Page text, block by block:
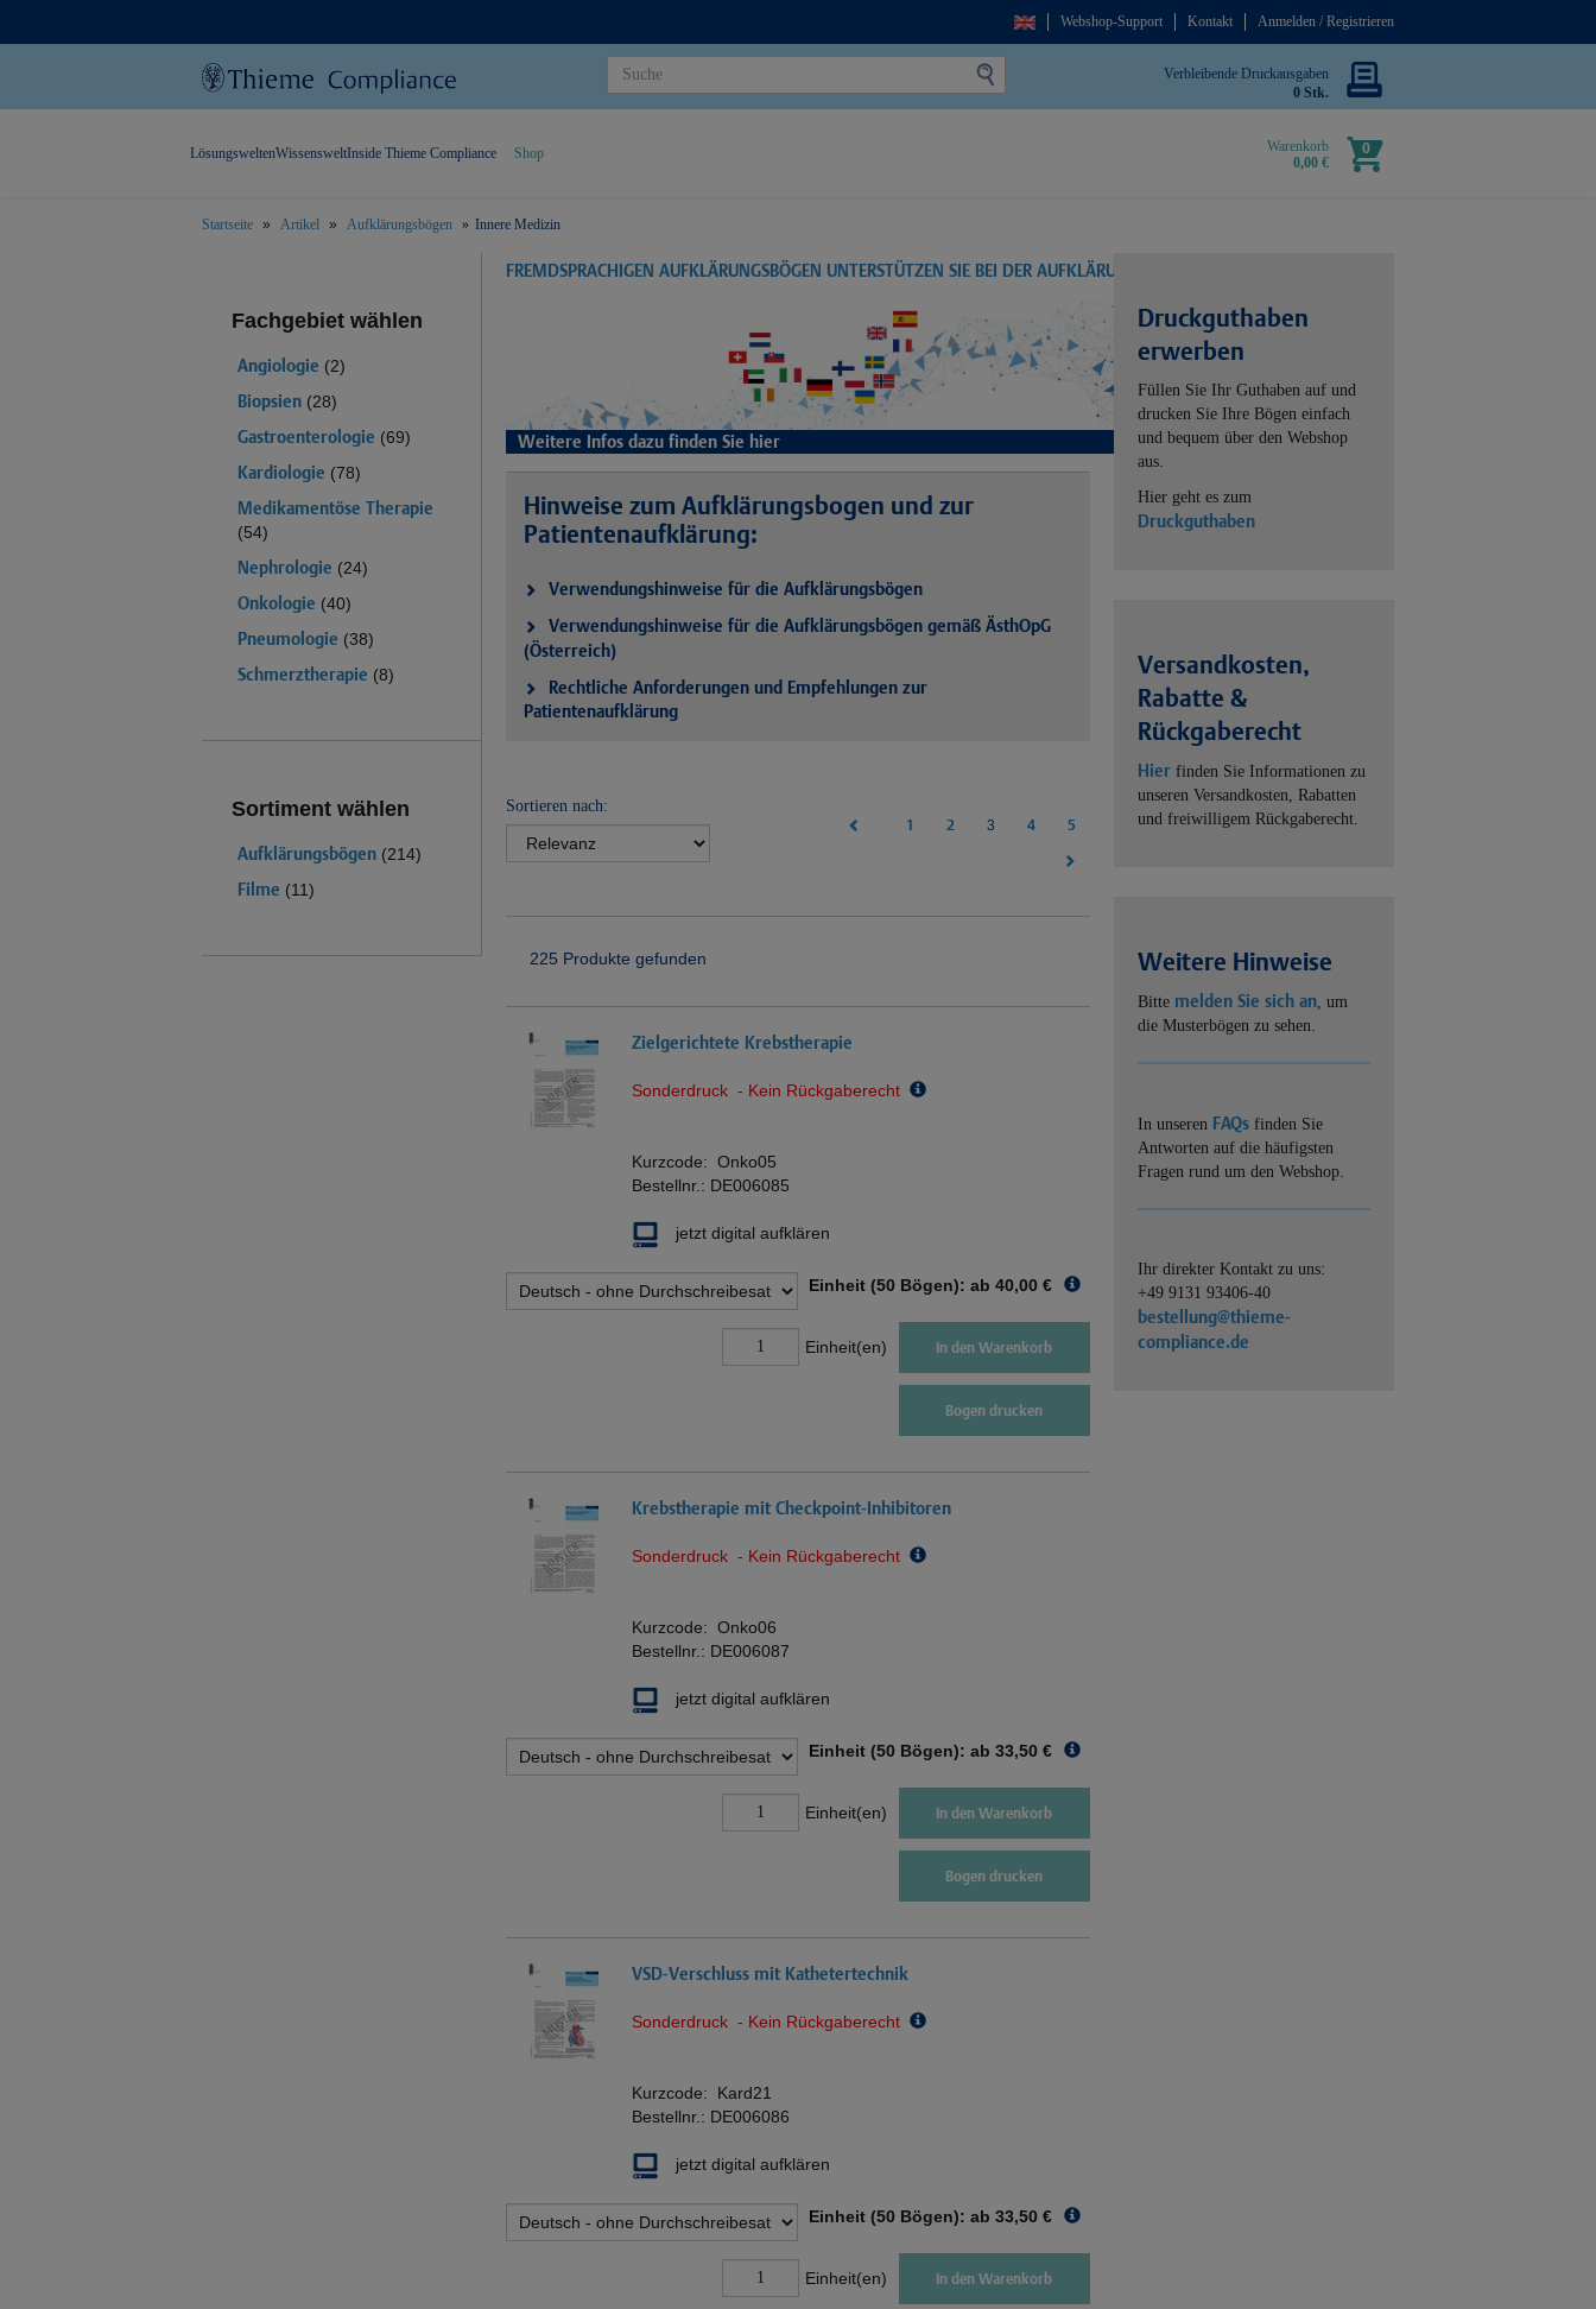
Webshop-Support Kontakt Anmelden / Registrieren
Verbleibende Druckausgaben
0 Stk.
Warenkorb
0,00 €
0
LösungsweltenWissensweltInside Thieme Compliance Shop
Startseite Artikel Aufklärungsbögen Innere Medizin
Fachgebiet wählen
Angiologie (2)
Biopsien (28)
Gastroenterologie (69)
Kardiologie (78)
Medikamentöse Therapie
(54)
Nephrologie (24)
Onkologie (40)
Pneumologie (38)
Schmerztherapie (8)
Sortiment wählen
Aufklärungsbögen (214)
Filme (11)
FREMDSPRACHIGEN AUFKLÄRUNGSBÖGEN UNTERSTÜTZEN SIE BEI DER AUFKLÄRUNG
Weitere Infos dazu finden Sie hier
Hinweise zum Aufklärungsbogen und zur
Patientenaufklärung:
Verwendungshinweise für die Aufklärungsbögen
Verwendungshinweise für die Aufklärungsbögen gemäß ÄsthOpG
(Österreich)
Rechtliche Anforderungen und Empfehlungen zur
Patientenaufklärung
Sortieren nach:
1
2 3(current)
4 5
225 Produkte gefunden
Zielgerichtete Krebstherapie
Sonderdruck - Kein Rückgaberecht
Kurzcode: Onko05
Bestellnr.: DE006085
jetzt digital aufklären
Einheit (50 Bögen): ab 40,00 €
Einheit(en) In den Warenkorb
Bogen drucken
Krebstherapie mit Checkpoint-Inhibitoren
Sonderdruck - Kein Rückgaberecht
Kurzcode: Onko06
Bestellnr.: DE006087
jetzt digital aufklären
Einheit (50 Bögen): ab 33,50 €
Einheit(en) In den Warenkorb
Bogen drucken
VSD-Verschluss mit Kathetertechnik
Sonderdruck - Kein Rückgaberecht
Kurzcode: Kard21
Bestellnr.: DE006086
jetzt digital aufklären
Einheit (50 Bögen): ab 33,50 €
Einheit(en) In den Warenkorb
Druckguthaben
erwerben
Füllen Sie Ihr Guthaben auf und
drucken Sie Ihre Bögen einfach
und bequem über den Webshop
aus.
Hier geht es zum
Druckguthaben
Versandkosten,
Rabatte &
Rückgaberecht
Hier finden Sie Informationen zu
unseren Versandkosten, Rabatten
und freiwilligem Rückgaberecht.
Weitere Hinweise
Bitte melden Sie sich an, um
die Musterbögen zu sehen.
In unseren FAQs finden Sie
Antworten auf die häufigsten
Fragen rund um den Webshop.
Ihr direkter Kontakt zu uns:
+49 9131 93406-40
bestellung@thieme-
compliance.de